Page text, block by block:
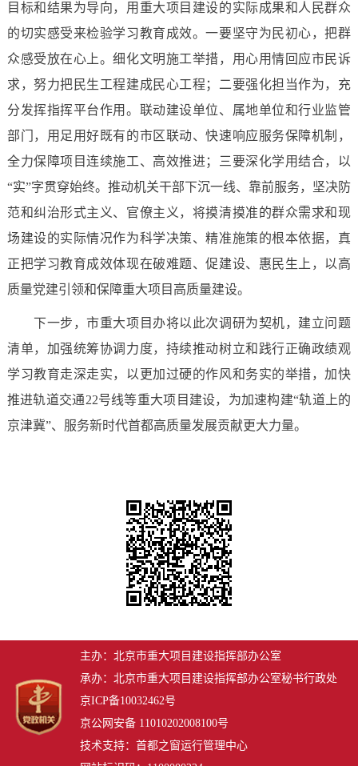
目标和结果为导向，用重大项目建设的实际成果和人民群众
的切实感受来检验学习教育成效。一要坚守为民初心，把群
众感受放在心上。细化文明施工举措，用心用情回应市民诉
求，努力把民生工程建成民心工程；二要强化担当作为，充
分发挥指挥平台作用。联动建设单位、属地单位和行业监管
部门，用足用好既有的市区联动、快速响应服务保障机制，
全力保障项目连续施工、高效推进；三要深化学用结合，以
“实”字贯穿始终。推动机关干部下沉一线、靠前服务，坚决防
范和纠治形式主义、官僚主义，将摸清摸准的群众需求和现
场建设的实际情况作为科学决策、精准施策的根本依据，真
正把学习教育成效体现在破难题、促建设、惠民生上，以高
质量党建引领和保障重大项目高质量建设。
下一步，市重大项目办将以此次调研为契机，建立问题
清单，加强统筹协调力度，持续推动树立和践行正确政绩观
学习教育走深走实，以更加过硬的作风和务实的举措，加快
推进轨道交通22号线等重大项目建设，为加速构建“轨道上的
京津冀”、服务新时代首都高质量发展贡献更大力量。
主办：北京市重大项目建设指挥部办公室
承办：北京市重大项目建设指挥部办公室秘书行政处
京ICP备10032462号
京公网安备 11010202008100号
技术支持：首都之窗运行管理中心